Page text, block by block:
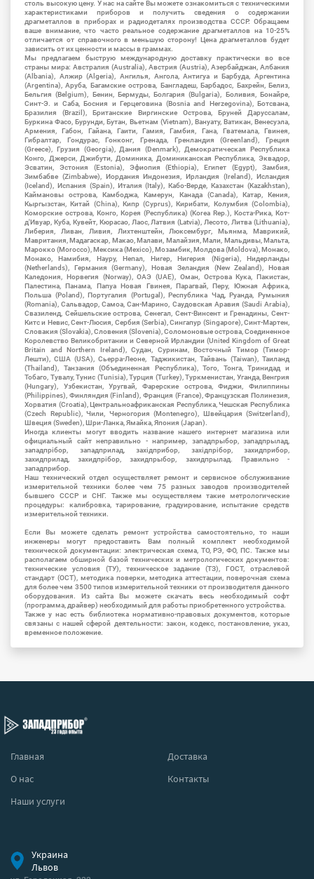
столь высокую цену. У нас на сайте Вы можете ознакомиться с техническими
характеристиками приборов и получить сведения о содержании
драгметаллов в приборах и радиодеталях производства СССР. Обращаем
ваше внимание, что часто реальное содержание драгметаллов на 10-25%
отличается от справочного в меньшую сторону! Цена драгметаллов будет
зависить от их ценности и массы в граммах.
Мы предлагаем быструю международную доставку практически во все
страны мира: Австралия (Australia), Австрия (Austria), Азербайджан, Албания
(Albania), Алжир (Algeria), Ангилья, Ангола, Антигуа и Барбуда, Аргентина
(Argentina), Аруба, Багамские острова, Бангладеш, Барбадос, Бахрейн, Белиз,
Бельгия (Belgium), Бенин, Бермуды, Болгария (Bulgaria), Боливия, Бонайре,
Синт-Э. и Саба, Босния и Герцеговина (Bosnia and Herzegovina), Ботсвана,
Бразилия (Brazil), Британские Виргинские Острова, Бруней Даруссалам,
Буркина Фасо, Бурунди, Бутан, Вьетнам (Vietnam), Вануату, Ватикан, Венесуэла,
Армения, Габон, Гайана, Гаити, Гамия, Гамбия, Гана, Гватемала, Гвинея,
Гибралтар, Гондурас, Гонконг, Гренада, Гренландия (Greenland), Греция
(Greece), Грузия (Georgia), Дания (Denmark), Демократическая Республика
Конго, Джерси, Джибути, Доминика, Доминиканская Республика, Эквадор,
Эсватин, Эстония (Estonia), Эфиопия (Ethiopia), Египет (Egypt), Замбия,
Зимбабве (Zimbabwe), Иордания Индонезия, Ирландия (Ireland), Исландия
(Iceland), Испания (Spain), Италия (Italy), Кабо-Верде, Казахстан (Kazakhstan),
Каймановы острова, Камбоджа, Камерун, Канада (Canada), Катар, Кения,
Кыргызстан, Китай (China), Кипр (Cyprus), Кирибати, Колумбия (Colombia),
Коморские острова, Конго, Корея (Республика) (Korea Rep.), Коста-Рика, Кот-
д'Ивуар, Куба, Кувейт, Кюрасао, Лаос, Латвия (Latvia), Лесото, Литва (Lithuania),
Либерия, Ливан, Ливия, Лихтенштейн, Люксембург, Мьянма, Маврикий,
Мавритания, Мадагаскар, Макао, Малави, Малайзия, Мали, Мальдивы, Мальта,
Марокко (Morocco), Мексика (Mexico), Мозамбик, Молдова (Moldova), Монако,
Монако, Намибия, Науру, Непал, Нигер, Нигерия (Nigeria), Нидерланды
(Netherlands), Германия (Germany), Новая Зеландия (New Zealand), Новая
Каледония, Норвегия (Norway), ОАЭ (UAE), Оман, Острова Кука, Пакистан,
Палестина, Панама, Папуа Новая Гвинея, Парагвай, Перу, Южная Африка,
Польша (Poland), Португалия (Portugal), Республика Чад, Руанда, Румыния
(Romania), Сальвадор, Самоа, Сан-Марино, Саудовская Аравия (Saudi Arabia),
Свазиленд, Сейшельские острова, Сенегал, Сент-Винсент и Гренадины, Сент-
Китс и Невис, Сент-Люсия, Сербия (Serbia), Сингапур (Singapore), Синт-Мартен,
Словакия (Slovakia), Словения (Slovenia), Соломоновые острова, Соединенное
Королевство Великобритании и Северной Ирландии (United Kingdom of Great
Britain and Northern Ireland), Судан, Суринам, Восточный Тимор (Тимор-
Лешти), США (USA), Сьерра-Леоне, Таджикистан, Тайвань (Taiwan), Таиланд
(Thailand), Танзания (Объединенная Республика), Того, Тонга, Тринидад и
Тобаго, Тувалу, Тунис (Tunisia), Турция (Turkey), Туркменистан, Уганда, Венгрия
(Hungary), Узбекистан, Уругвай, Фарерские острова, Фиджи, Филиппины
(Philippines), Финляндия (Finland), Франция (France), Французская Полинезия,
Хорватия (Croatia), Центральноафриканская Республика, Чешская Республика
(Czech Republic), Чили, Черногория (Montenegro), Швейцария (Switzerland),
Швеция (Sweden), Шри-Ланка, Ямайка, Япония (Japan).
Иногда клиенты могут вводить название нашего интернет магазина или
официальный сайт неправильно - например, западпрыбор, западпрылад,
западпрібор, западприлад, західприбор, західпрібор, захидприбор,
захидприлад, захидпрібор, захидпрыбор, захидпрылад. Правильно -
западприбор.
Наш технический отдел осуществляет ремонт и сервисное обслуживание
измерительной техники более чем 75 разных заводов производителей
бывшего СССР и СНГ. Также мы осуществляем такие метрологические
процедуры: калибровка, тарирование, градуирование, испытание средств
измерительной техники.
Если Вы можете сделать ремонт устройства самостоятельно, то наши
инженеры могут предоставить Вам полный комплект необходимой
технической документации: электрическая схема, ТО, РЭ, ФО, ПС. Также мы
располагаем обширной базой технических и метрологических документов:
технические условия (ТУ), техническое задание (ТЗ), ГОСТ, отраслевой
стандарт (ОСТ), методика поверки, методика аттестации, поверочная схема
для более чем 3500 типов измерительной техники от производителя данного
оборудования. Из сайта Вы можете скачать весь необходимый софт
(программа, драйвер) необходимый для работы приобретенного устройства.
Также у нас есть библиотека нормативно-правовых документов, которые
связаны с нашей сферой деятельности: закон, кодекс, постановление, указ,
временное положение.
Главная
Доставка
О нас
Контакты
Наши услуги
Украина
Львов